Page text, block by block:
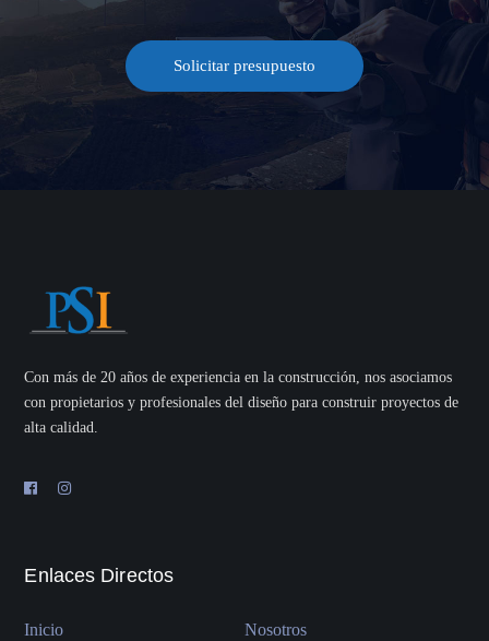
Solicitar presupuesto
Con más de 20 años de experiencia en la construcción, nos asociamos
con propietarios y profesionales del diseño para construir proyectos de
alta calidad.
Enlaces Directos
Inicio Nosotros